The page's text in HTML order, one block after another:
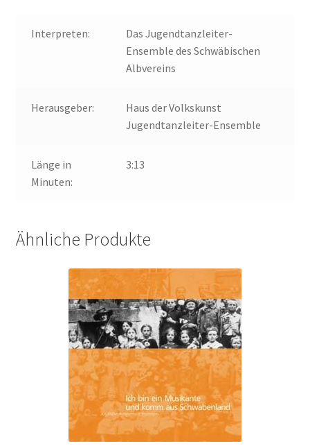
Interpreten:
Das Jugendtanzleiter-
Ensemble des Schwäbischen
Albvereins
Herausgeber:
Haus der Volkskunst
Jugendtanzleiter-Ensemble
Länge in
Minuten:
3:13
Ähnliche Produkte